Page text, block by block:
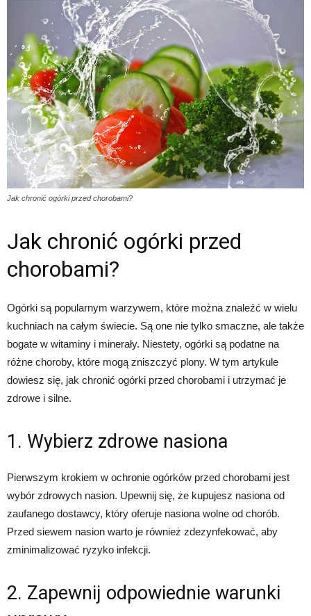
Jak chronić ogórki przed chorobami?
Jak chronić ogórki przed
chorobami?
Ogórki są popularnym warzywem, które można znaleźć w wielu
kuchniach na całym świecie. Są one nie tylko smaczne, ale także
bogate w witaminy i minerały. Niestety, ogórki są podatne na
różne choroby, które mogą zniszczyć plony. W tym artykule
dowiesz się, jak chronić ogórki przed chorobami i utrzymać je
zdrowe i silne.
1. Wybierz zdrowe nasiona
Pierwszym krokiem w ochronie ogórków przed chorobami jest
wybór zdrowych nasion. Upewnij się, że kupujesz nasiona od
zaufanego dostawcy, który oferuje nasiona wolne od chorób.
Przed siewem nasion warto je również zdezynfekować, aby
zminimalizować ryzyko infekcji.
2. Zapewnij odpowiednie warunki